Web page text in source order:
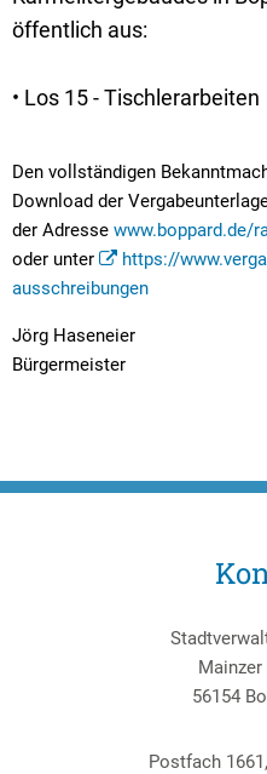
Wahlergebnisse
Gewerbe-
Grundsteuerreform
Haushaltsplan
öffentlich aus:
• Los 15 - Tischlerarbeiten
Den vollständigen
Download der
der Adresse www.boppard.de/
oder unter
https://
ausschreibungen
Jörg Haseneier
Bürgermeister
Mainzer
56154
Postfach